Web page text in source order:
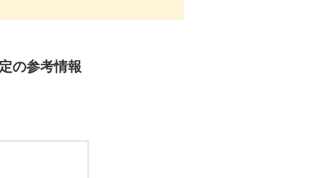
の参考情報